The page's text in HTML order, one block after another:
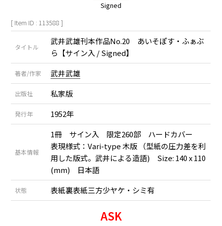
Signed
[ Item ID : 113588 ]
タイトル
武井武雄刊本作品No.20 あいそぽす・ふぁぶ
ら【サイン入 / Signed】
著者/作家 武井武雄
出版社 私家版
発行年 1952年
基本情報
1冊 サイン入 限定260部 ハードカバー
表現様式：Vari-type 木版 （型紙の圧力差を利
用した版式。武井による造語) Size: 140 x 110
(mm) 日本語
状態 表紙裏表紙三方少ヤケ・シミ有
ASK